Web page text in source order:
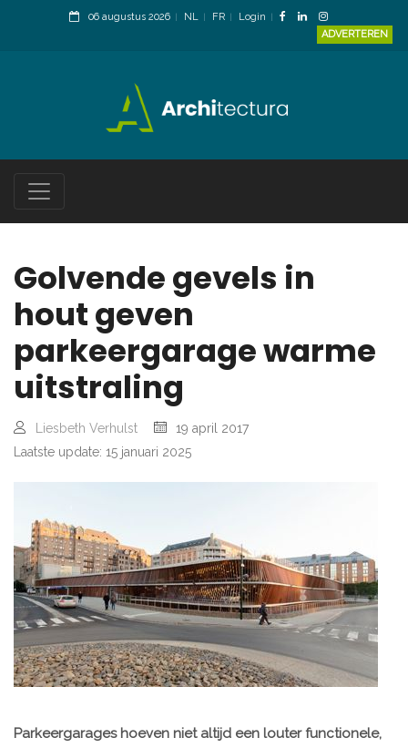
06 augustus 2026 NL FR
Login
ADVERTEREN
Golvende gevels in
hout geven
parkeergarage warme
uitstraling
Liesbeth Verhulst
19 april 2017
Laatste update: 15 januari 2025
Parkeergarages hoeven niet altijd een louter functionele,